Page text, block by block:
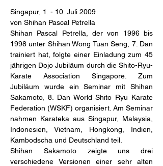
Singapur, 1. - 10. Juli 2009
von Shihan Pascal Petrella
Shihan Pascal Petrella, der von 1996 bis
1998 unter Shihan Wong Tuan Seng, 7. Dan
trainiert hat, folgte einer Einladung zum 45
jährigen Dojo Jubiläum durch die Shito-Ryu-
Karate Association Singapore. Zum
Jubiläum wurde ein Seminar mit Shihan
Sakamoto, 8. Dan World Shito Ryu Karate
Federation (WSKF) organisiert. Am Seminar
nahmen Karateka aus Singapur, Malaysia,
Indonesien, Vietnam, Hongkong, Indien,
Kambodscha und Deutschland teil.
Shihan Sakamoto zeigte uns drei
verschiedene Versionen einer sehr alten